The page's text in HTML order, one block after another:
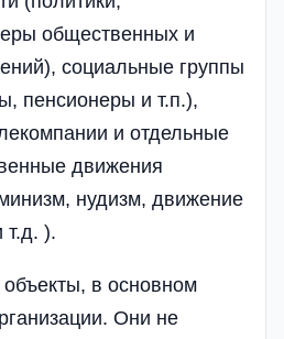
общественных и
социальные группы
пенсионеры и т.п.),
и отдельные
движения
нудизм, движение
т.д. ).
в основном
Они не